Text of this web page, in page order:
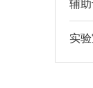
辅
实